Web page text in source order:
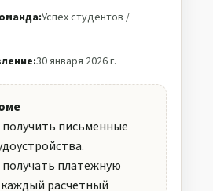
Успех студентов /
30 января 2026 г.
письменные
платежную
расчетный